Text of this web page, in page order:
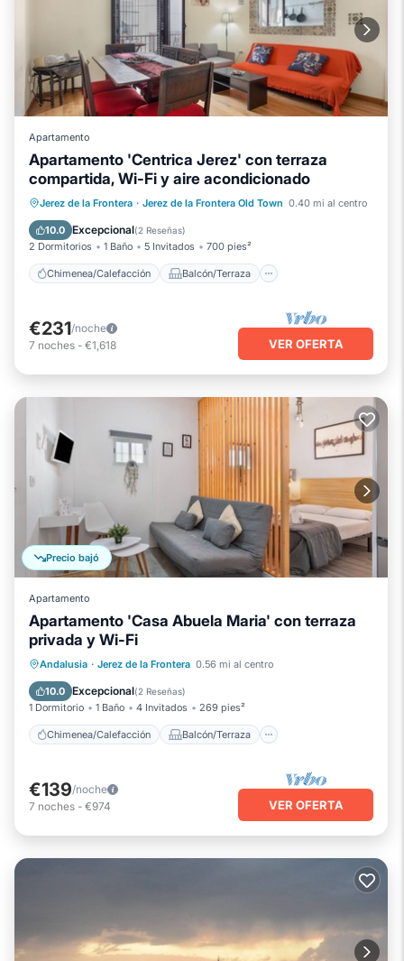
Apartamento
Apartamento 'Centrica Jerez' con terraza
compartida, Wi-Fi y aire acondicionado
Jerez de la Frontera · Jerez de la Frontera Old Town 0.40 mi al centro
10.0 Excepcional(2 Reseñas)
2 Dormitorios 1 Baño 5 Invitados 700 pies²
Chimenea/Calefacción Balcón/Terraza
Chimenea/Calefacción
Balcón/Terraza
Cocina
Aire acondicionado
€231/noche
7 noches - €1,618 VER OFERTA
Precio bajó
Apartamento
Apartamento 'Casa Abuela Maria' con terraza
privada y Wi-Fi
Andalusia · Jerez de la Frontera 0.56 mi al centro
10.0 Excepcional(2 Reseñas)
1 Dormitorio 1 Baño 4 Invitados 269 pies²
Chimenea/Calefacción Balcón/Terraza
Chimenea/Calefacción
Balcón/Terraza
Se admiten mascotas
€139/noche
7 noches - €974 VER OFERTA